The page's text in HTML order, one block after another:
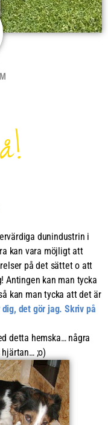
dunindustrin i
kan vara möjligt att
på det sättet o att
Antingen kan man tycka
kan man tycka att det är
dig, det gör jag. Skriv på
detta hemska… några
;o)